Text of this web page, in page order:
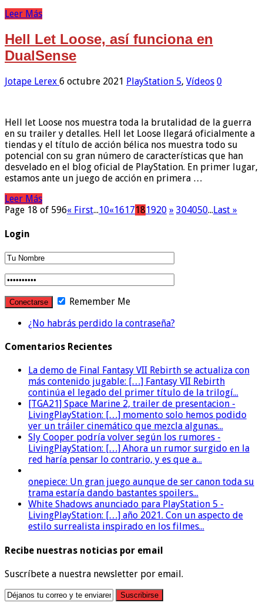
Leer Más
Hell Let Loose, así funciona en
DualSense
Jotape Lerex 6 octubre 2021 PlayStation 5, Vídeos 0
Hell let Loose nos muestra toda la brutalidad de la guerra
en su trailer y detalles. Hell let Loose llegará oficialmente a
tiendas y el título de acción bélica nos muestra todo su
potencial con su gran número de características que han
desvelado en el blog oficial de PlayStation. En primer lugar,
estamos ante un juego de acción en primera …
Leer Más
Page 18 of 596« First...10«1617181920 » 304050... Last »
Login
Remember Me
¿No habrás perdido la contraseña?
Comentarios Recientes
La demo de Final Fantasy VII Rebirth se actualiza con
más contenido jugable: […] Fantasy VII Rebirth
continúa el legado del primer título de la trilogí...
[TGA21] Space Marine 2, trailer de presentacion -
LivingPlayStation: […] momento solo hemos podido
ver un tráiler cinemático que mezcla algunas...
Sly Cooper podría volver según los rumores -
LivingPlayStation: […] Ahora un rumor surgido en la
red haría pensar lo contrario, y es que a...
onepiece: Un gran juego aunque de ser canon toda su
trama estaría dando bastantes spoilers...
White Shadows anunciado para PlayStation 5 -
LivingPlayStation: […] año 2021. Con un aspecto de
estilo surrealista inspirado en los filmes...
Recibe nuestras noticias por email
Suscríbete a nuestra newsletter por email.